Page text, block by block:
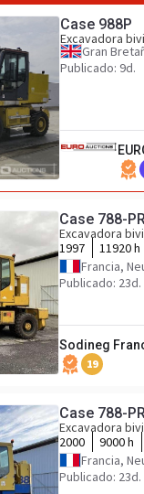
Case 988P
Excavadora
Gran
Publicado: 9d.
Case 788-
Excavadora
1997
11920 h
Francia,
Publicado: 23d.
Sodineg
19
Case 788-
Excavadora
2000
9000 h
Francia,
Publicado: 23d.